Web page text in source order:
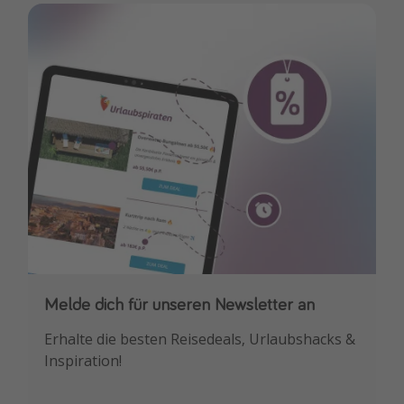
Melde dich für unseren Newsletter an
Erhalte die besten Reisedeals, Urlaubshacks &
Inspiration!
Downloade unsere App
Buche die besten Reiseschnäppchen als
Erstes.